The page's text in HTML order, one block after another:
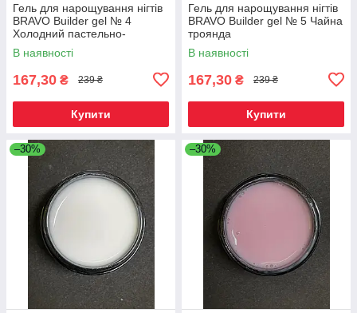
Гель для нарощування нігтів
BRAVO Builder gel № 4
Холодний пастельно-
рожевий
В наявності
167,30 ₴ 239 ₴
Купити
Гель для нарощування нігтів
BRAVO Builder gel № 5 Чайна
троянда
В наявності
167,30 ₴ 239 ₴
Купити
–30% –30%